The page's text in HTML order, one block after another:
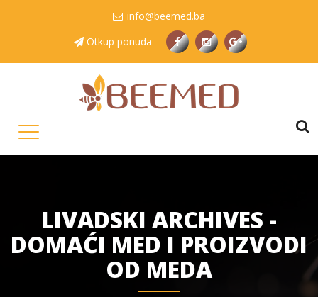
info@beemed.ba
Otkup ponuda
LIVADSKI ARCHIVES -
DOMAĆI MED I PROIZVODI
OD MEDA